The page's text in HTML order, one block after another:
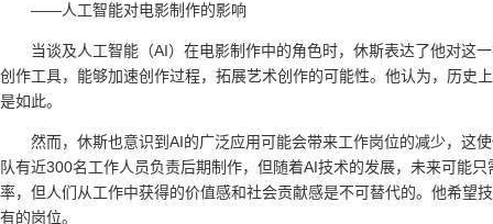
——人工智能对电影制作的影响
当谈及人工智能（AI）在电影制作中的角色时，休斯表达了他对这
创作工具，能够加速创作过程，拓展艺术创作的可能性。他认为，历史
是如此。
然而，休斯也意识到AI的广泛应用可能会带来工作岗位的减少，这
队有近300名工作人员负责后期制作，但随着AI技术的发展，未来可能
率，但人们从工作中获得的价值感和社会贡献感是不可替代的。他希望
有的岗位。